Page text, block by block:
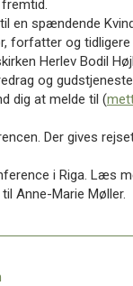
en spændende
forfatter og
Herlev Bodil
og
dig at melde til (
Der gives
i Riga. Læs
Anne-Marie Møller.